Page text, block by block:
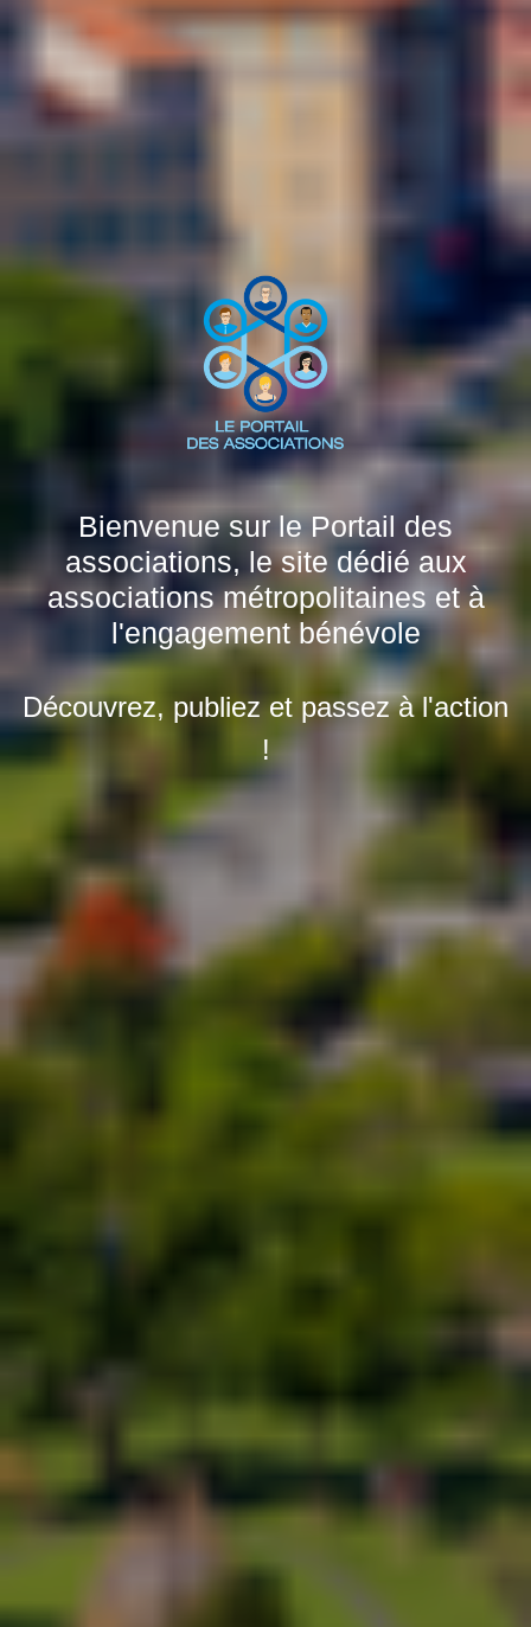
Bienvenue sur le Portail des
associations, le site dédié aux
associations métropolitaines et à
l'engagement bénévole
Découvrez, publiez et passez à l'action
!